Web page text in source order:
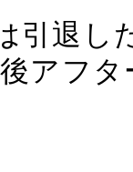
引退
アフ